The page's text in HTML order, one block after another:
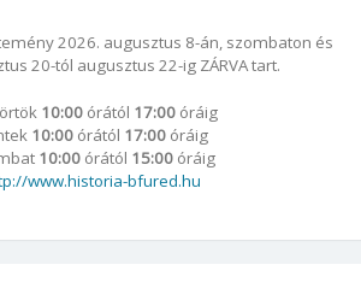
2026. augusztus 8-án, szombaton és
20-tól augusztus 22-ig ZÁRVA tart.
10:00 órától 17:00 óráig
10:00órától 17:00óráig
10:00 órától 15:00 óráig
www.historia-bfured.hu